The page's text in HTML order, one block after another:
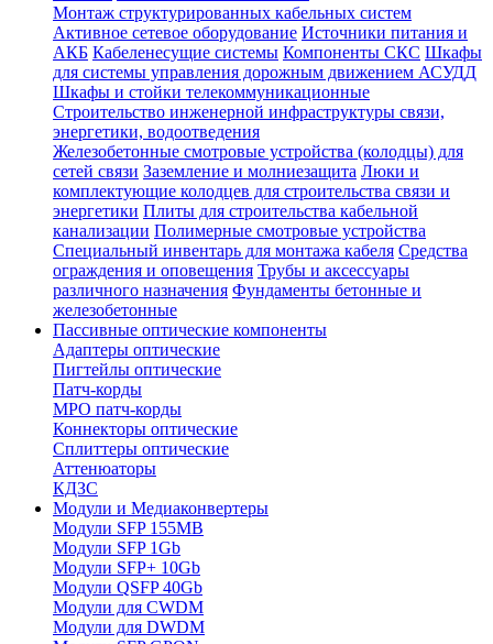
Монтаж структурированных кабельных систем
Активное сетевое оборудование Источники питания и
АКБ Кабеленесущие системы Компоненты СКС Шкафы
для системы управления дорожным движением АСУДД
Шкафы и стойки телекоммуникационные
Строительство инженерной инфраструктуры связи,
энергетики, водоотведения
Железобетонные смотровые устройства (колодцы) для
сетей связи Заземление и молниезащита Люки и
комплектующие колодцев для строительства связи и
энергетики Плиты для строительства кабельной
канализации Полимерные смотровые устройства
Специальный инвентарь для монтажа кабеля Средства
ограждения и оповещения Трубы и аксессуары
различного назначения Фундаменты бетонные и
железобетонные
Пассивные оптические компоненты
Адаптеры оптические
Пигтейлы оптические
Патч-корды
MPO патч-корды
Коннекторы оптические
Сплиттеры оптические
Аттенюаторы
КДЗС
Модули и Медиаконвертеры
Модули SFP 155MB
Модули SFP 1Gb
Модули SFP+ 10Gb
Модули QSFP 40Gb
Модули для CWDM
Модули для DWDM